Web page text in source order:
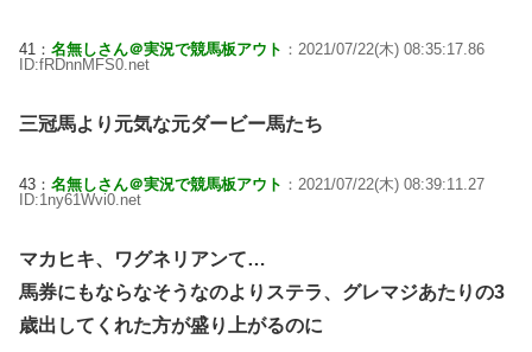
41： 名無しさん＠実況で競馬板アウト ：2021/07/22(木) 08:35:17.86
ID:fRDnnMFS0.net
三冠馬より元気な元ダービー馬たち
43： 名無しさん＠実況で競馬板アウト ：2021/07/22(木) 08:39:11.27
ID:1ny61Wvi0.net
マカヒキ、ワグネリアンて…
馬券にもならなそうなのよりステラ、グレマジあたりの3
歳出してくれた方が盛り上がるのに